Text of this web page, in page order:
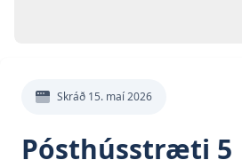
Skráð 15. maí 2026
Pósthússtræti 5